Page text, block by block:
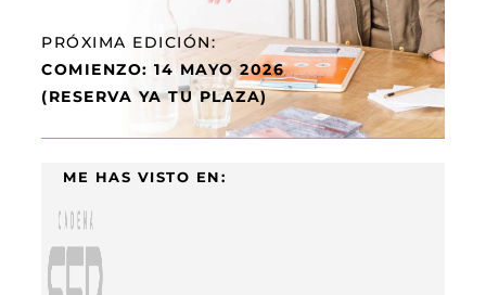
PRÓXIMA EDICIÓN:
COMIENZO: 14 MAYO 2026
(RESERVA YA TU PLAZA)
ME HAS VISTO EN: